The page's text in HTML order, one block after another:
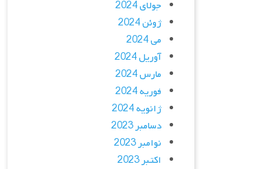
جولای 2024
ژوئن 2024
می 2024
آوریل 2024
مارس 2024
فوریه 2024
ژانویه 2024
دسامبر 2023
نوامبر 2023
اکتبر 2023